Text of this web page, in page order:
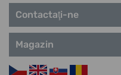
Contactaţi-ne
Magazin